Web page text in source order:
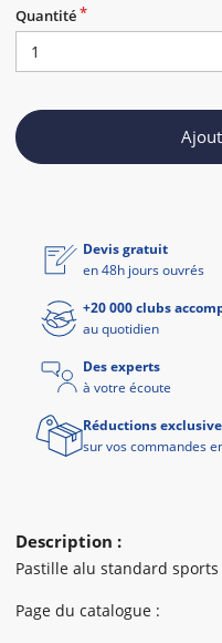
Quantité
Description :
Pastille alu standard
Page du catalogue :
Devis gratuit
en 48h jours ouvrés
+20 000 clubs
au quotidien
Des experts
à votre écoute
Réductions
sur vos commandes